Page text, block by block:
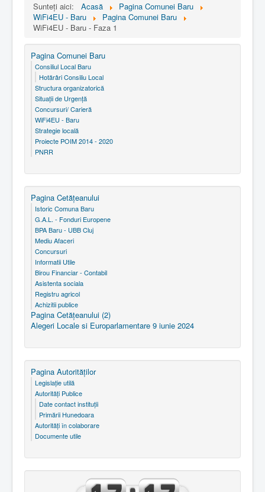
Sunteți aici: Acasă
Pagina Comunei Baru
WiFi4EU - Baru
Pagina Comunei Baru
WiFi4EU - Baru - Faza 1
Pagina Comunei Baru
Consiliul Local Baru
Hotărâri Consiliu Local
Structura organizatorică
Situaţii de Urgenţă
Concursuri/ Carieră
WiFi4EU - Baru
Strategie locală
Proiecte POIM 2014 - 2020
PNRR
Pagina Cetăţeanului
Istoric Comuna Baru
G.A.L. - Fonduri Europene
BPA Baru - UBB Cluj
Mediu Afaceri
Concursuri
Informatii Utile
Birou Financiar - Contabil
Asistenta sociala
Registru agricol
Achizitii publice
Pagina Cetăţeanului (2)
Alegeri Locale si Europarlamentare 9 iunie 2024
Pagina Autorităţilor
Legislaţie utilă
Autorităţi Publice
Date contact instituţii
Primării Hunedoara
Autorităţi în colaborare
Documente utile